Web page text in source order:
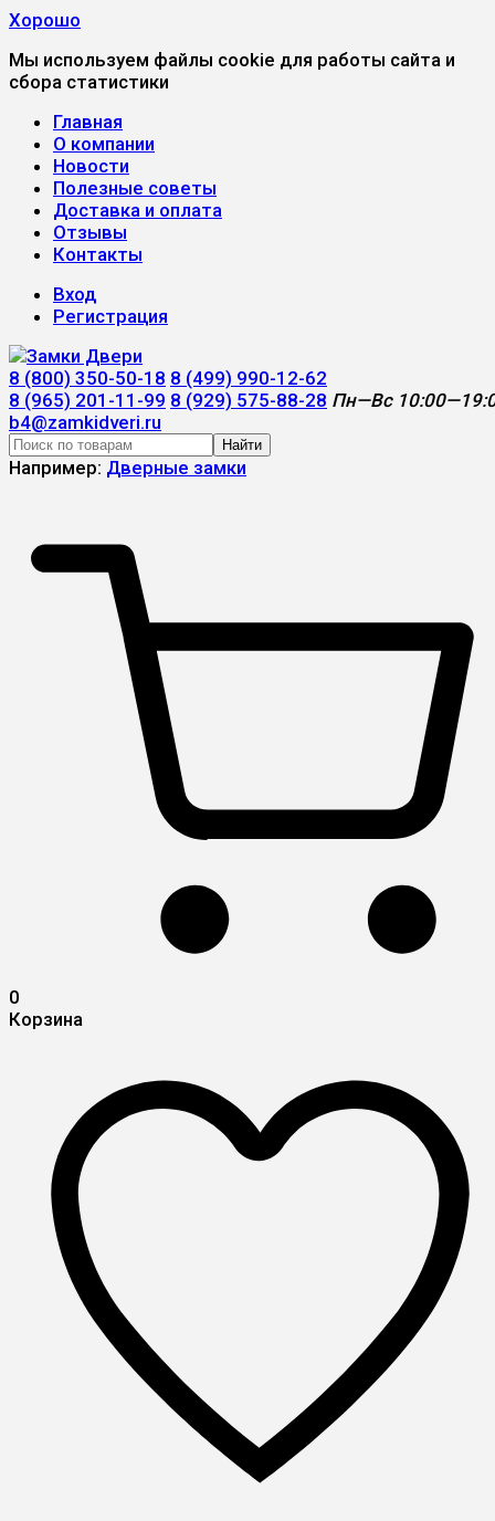
Хорошо
Мы используем файлы cookie для работы сайта и
сбора статистики
Главная
О компании
Новости
Полезные советы
Доставка и оплата
Отзывы
Контакты
Вход
Регистрация
8 (800) 350-50-18 8 (499) 990-12-62
8 (965) 201-11-99 8 (929) 575-88-28 Пн—Вс
b4@zamkidveri.ru
Найти
Например: Дверные замки
0
Корзина